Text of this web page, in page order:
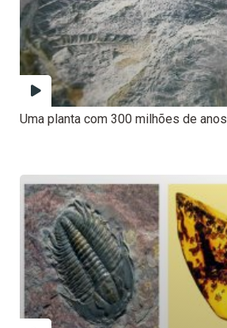
Uma planta com 300 milhões de anos